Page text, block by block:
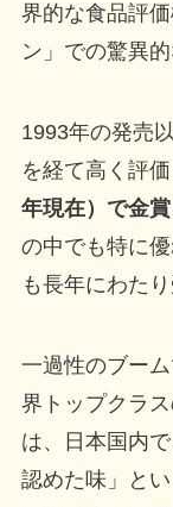
界的な食品評
ン」での驚異的
1993年の発売
を経て高く評
年現在）で金
の中でも特に
も長年にわた
一過性のブー
界トップクラ
は、日本国内
認めた味」と